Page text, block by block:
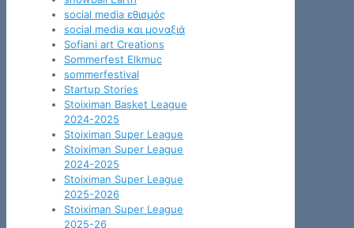
social media εθισμός
social media και μοναξιά
Sofiani art Creations
Sommerfest Elkmuc
sommerfestival
Startup Stories
Stoiximan Basket League
2024-2025
Stoiximan Super League
Stoiximan Super League
2024-2025
Stoiximan Super League
2025-2026
Stoiximan Super League
2025-26